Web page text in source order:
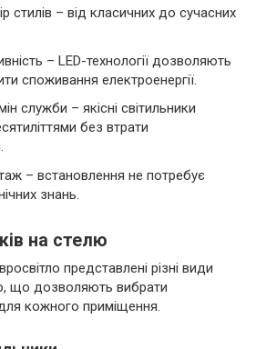
стилів – від класичних до сучасних
– LED-технології дозволяють
споживання електроенергії.
служби – якісні світильники
без втрати
– встановлення не потребує
знань.
на стелю
представлені різні види
що дозволяють вибрати
кожного приміщення.